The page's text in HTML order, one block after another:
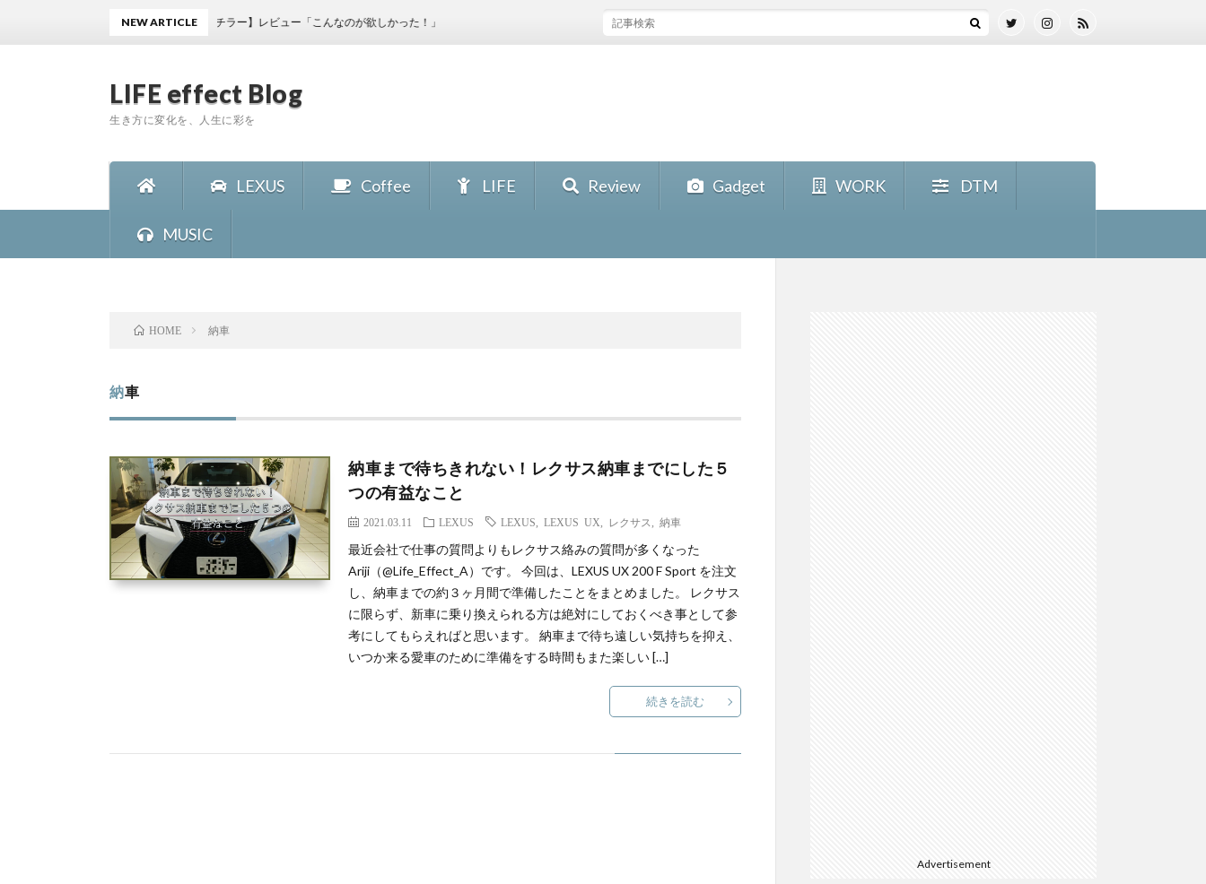
LIFE effect Blog
生き方に変化を、人生に彩を
LEXUS Coffee LIFE Review Gadget WORK DTM
MUSIC
NEW ARTICLE
ヒーの作り方に革命【ハイパーチラー】レビュー「こんなのが欲しかった！」
HOME 納車
納車
納車まで待ちきれない！レクサス納車までにした５
つの有益なこと
2021.03.11 LEXUS LEXUS ,LEXUS UX レクサス ,納車
最近会社で仕事の質問よりもレクサス絡みの質問が多くなった
Ariji（@Life_Effect_A）です。 今回は、LEXUS UX 200 F Sport を注文
し、納車までの約３ヶ月間で準備したことをまとめました。 レクサス
に限らず、新車に乗り換えられる方は絶対にしておくべき事として参
考にしてもらえればと思います。 納車まで待ち遠しい気持ちを抑え、
いつか来る愛車のために準備をする時間もまた楽しい […]
続きを読む
Advertisement